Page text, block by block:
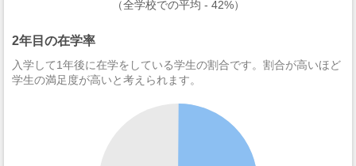
（全学校での平均 - 42%）
2年目の在学率
入学して1年後に在学をしている学生の割合です。割合が高いほど
学生の満足度が高いと考えられます。